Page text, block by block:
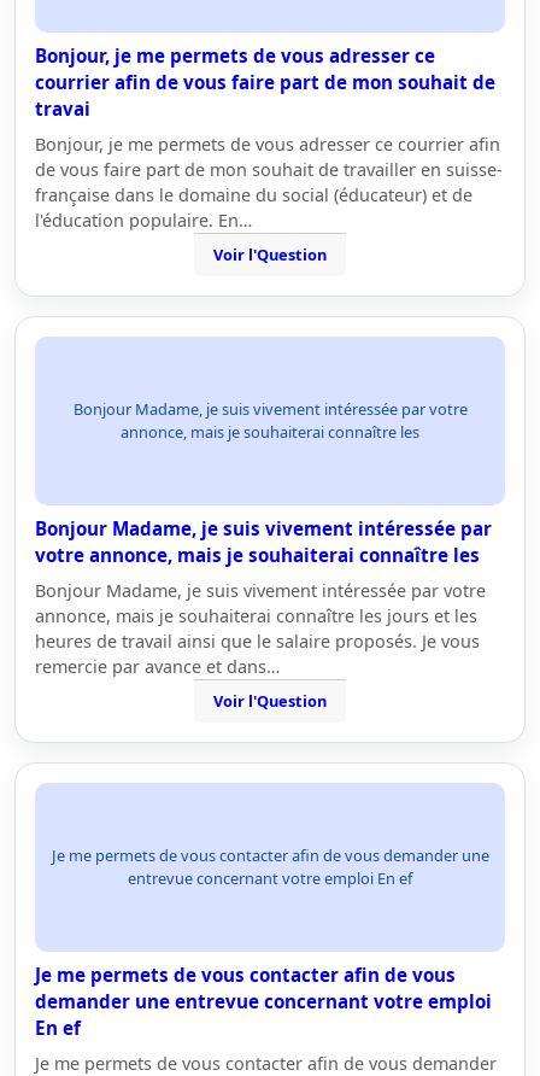
Bonjour, je me permets de vous adresser ce
courrier afin de vous faire part de mon souhait de
travai
Bonjour, je me permets de vous adresser ce courrier afin
de vous faire part de mon souhait de travailler en suisse-
française dans le domaine du social (éducateur) et de
l'éducation populaire. En…
Voir l'Question
Bonjour Madame, je suis vivement intéressée par votre
annonce, mais je souhaiterai connaître les
Bonjour Madame, je suis vivement intéressée par
votre annonce, mais je souhaiterai connaître les
Bonjour Madame, je suis vivement intéressée par votre
annonce, mais je souhaiterai connaître les jours et les
heures de travail ainsi que le salaire proposés. Je vous
remercie par avance et dans…
Voir l'Question
Je me permets de vous contacter afin de vous demander une
entrevue concernant votre emploi En ef
Je me permets de vous contacter afin de vous
demander une entrevue concernant votre emploi
En ef
Je me permets de vous contacter afin de vous demander